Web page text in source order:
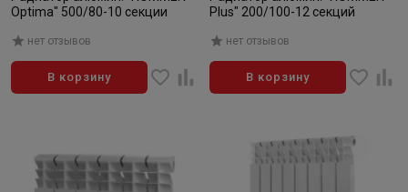
Optima" 500/80-10 секции
нет отзывов
В корзину
Plus" 200/100-12 секций
нет отзывов
В корзину